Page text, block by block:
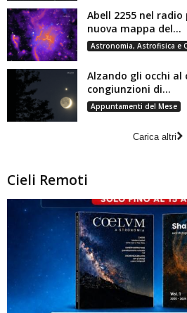
Abell 2255 nel
nuova mappa del...
Astronomia, Astrofisica e
Alzando gli occhi al
congiunzioni di...
Appuntamenti del Mese
Carica altri
Cieli Remoti